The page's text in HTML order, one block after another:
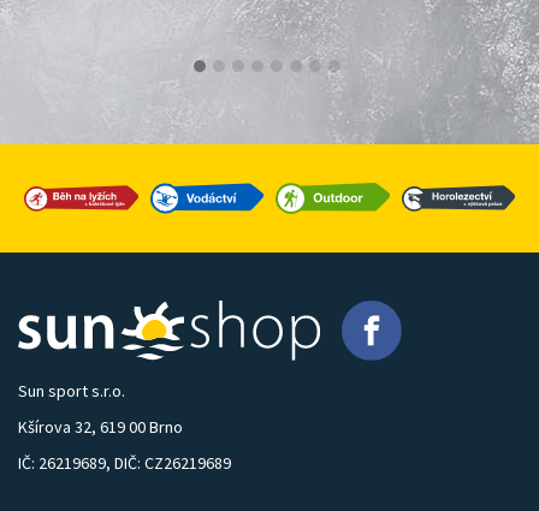
Sun sport s.r.o.
Kšírova 32, 619 00 Brno
IČ: 26219689, DIČ: CZ26219689